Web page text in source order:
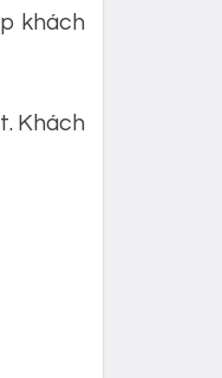
khách
Khách